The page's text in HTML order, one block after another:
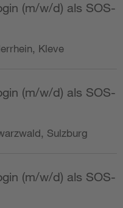
(m/w/d) als SOS-
Kleve
(m/w/d) als SOS-
Sulzburg
(m/w/d) als SOS-